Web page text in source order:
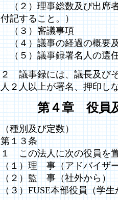
（２）理事総数及び出席
付記すること。）
（３）審議事項
（４）議事の経過の概要
（５）議事録署名人の選
２ 議事録には、議長及び
人２人以上が署名、押印し
第４章 役員及
（種別及び定数）
第１３条
１ この法人に次の役員を
（１）理 事（アドバイザ
（２）監 事（社外
（３）FUSE本部役員（学